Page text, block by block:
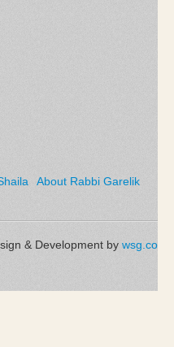
About Rabbi Garelik
& Development by wsg.co